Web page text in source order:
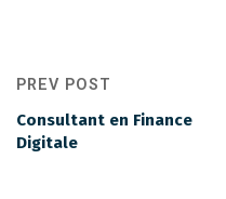
PREV POST
Consultant en Finance
Digitale